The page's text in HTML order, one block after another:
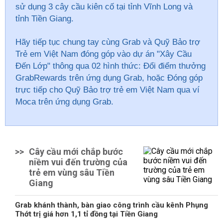
sử dụng 3 cây cầu kiên cố tại tỉnh Vĩnh Long và
tỉnh Tiền Giang.
Hãy tiếp tục chung tay cùng Grab và Quỹ Bảo trợ
Trẻ em Việt Nam đóng góp vào dự án "Xây Cầu
Đến Lớp" thông qua 02 hình thức: Đổi điểm thưởng
GrabRewards trên ứng dụng Grab, hoặc Đóng góp
trực tiếp cho Quỹ Bảo trợ trẻ em Việt Nam qua ví
Moca trên ứng dụng Grab.
>> Cây cầu mới chắp bước
niềm vui đến trường của
trẻ em vùng sâu Tiền
Giang
Grab khánh thành, bàn giao công trình cầu kênh Phụng
Thớt trị giá hơn 1,1 tỉ đồng tại Tiền Giang